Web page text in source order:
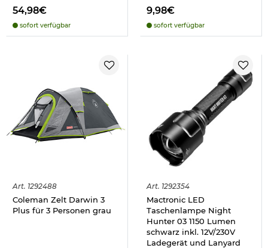
54,98€
sofort verfügbar
9,98€
sofort verfügbar
Art. 1292488
Coleman Zelt Darwin 3
Plus für 3 Personen grau
Art. 1292354
Mactronic LED
Taschenlampe Night
Hunter 03 1150 Lumen
schwarz inkl. 12V/230V
Ladegerät und Lanyard